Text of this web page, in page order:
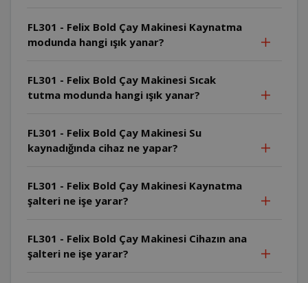
FL301 - Felix Bold Çay Makinesi Kaynatma
modunda hangi ışık yanar?
FL301 - Felix Bold Çay Makinesi Sıcak
tutma modunda hangi ışık yanar?
FL301 - Felix Bold Çay Makinesi Su
kaynadığında cihaz ne yapar?
FL301 - Felix Bold Çay Makinesi Kaynatma
şalteri ne işe yarar?
FL301 - Felix Bold Çay Makinesi Cihazın ana
şalteri ne işe yarar?